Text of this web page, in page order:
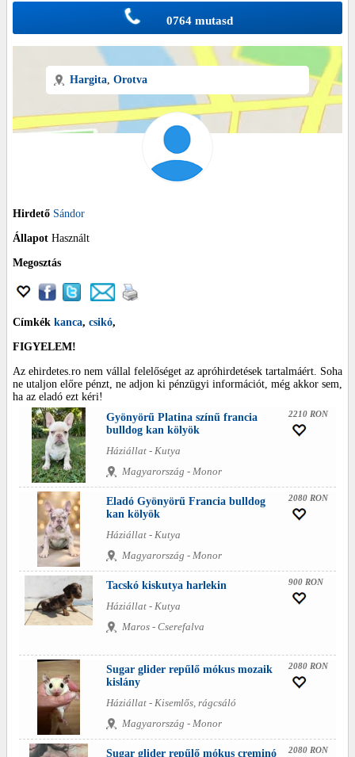
0764 mutasd
Hargita, Orotva
Hirdető Sándor
Állapot Használt
Megosztás
Címkék kanca, csikó,
FIGYELEM!
Az ehirdetes.ro nem vállal felelőséget az apróhirdetések tartalmáért. Soha
ne utaljon előre pénzt, ne adjon ki pénzügyi információt, még akkor sem,
ha az eladó ezt kéri!
Gyönyörű Platina színű francia
bulldog kan kölyök
Háziállat - Kutya
Magyarország - Monor
2210 RON
Eladó Gyönyörű Francia bulldog
kan kölyök
Háziállat - Kutya
Magyarország - Monor
2080 RON
Tacskó kiskutya harlekin
Háziállat - Kutya
Maros - Cserefalva
900 RON
Sugar glider repűlő mókus mozaik
kislány
Háziállat - Kisemlős, rágcsáló
Magyarország - Monor
2080 RON
Sugar glider repűlő mókus creminó 2080 RON